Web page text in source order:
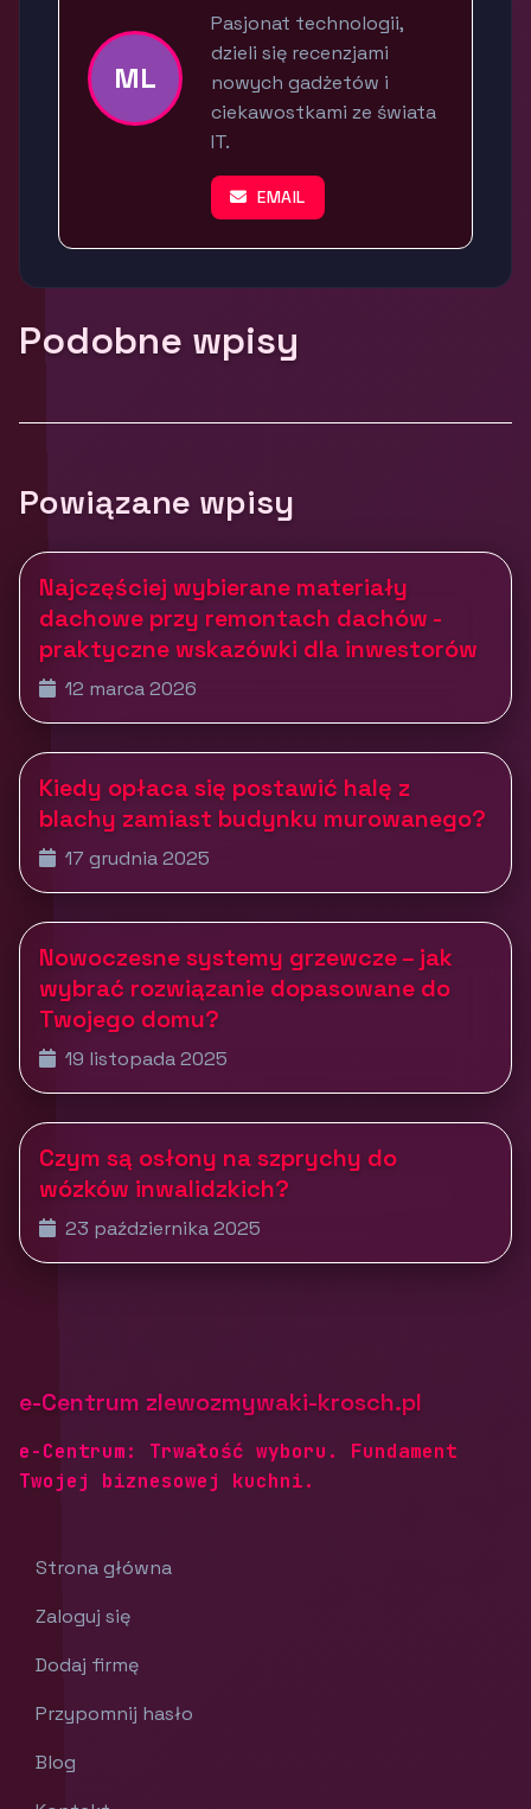
ML
Pasjonat technologii,
dzieli się recenzjami
nowych gadżetów i
ciekawostkami ze świata
IT.
EMAIL
Podobne wpisy
Powiązane wpisy
Najczęściej wybierane materiały
dachowe przy remontach dachów -
praktyczne wskazówki dla inwestorów
12 marca 2026
Kiedy opłaca się postawić halę z
blachy zamiast budynku murowanego?
17 grudnia 2025
Nowoczesne systemy grzewcze – jak
wybrać rozwiązanie dopasowane do
Twojego domu?
19 listopada 2025
Czym są osłony na szprychy do
wózków inwalidzkich?
23 października 2025
e-Centrum zlewozmywaki-krosch.pl
e-Centrum: Trwałość wyboru. Fundament
Twojej biznesowej kuchni.
Strona główna
Zaloguj się
Dodaj firmę
Przypomnij hasło
Blog